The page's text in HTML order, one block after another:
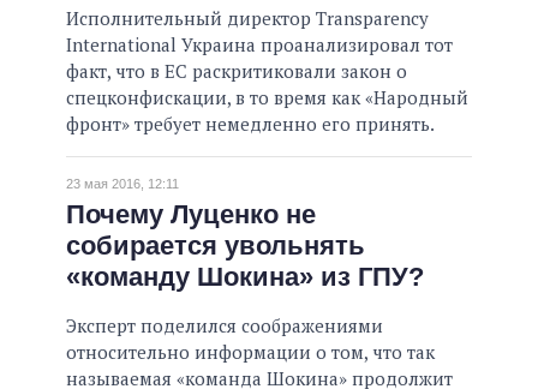
Исполнительный директор Transparency
International Украина проанализировал тот
факт, что в ЕС раскритиковали закон о
спецконфискации, в то время как «Народный
фронт» требует немедленно его принять.
23 мая 2016, 12:11
Почему Луценко не
собирается увольнять
«команду Шокина» из ГПУ?
Эксперт поделился соображениями
относительно информации о том, что так
называемая «команда Шокина» продолжит